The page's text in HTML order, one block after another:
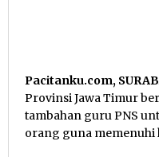
Pacitanku.com,
Provinsi Jawa Timur
tambahan guru PNS
orang guna memenuhi